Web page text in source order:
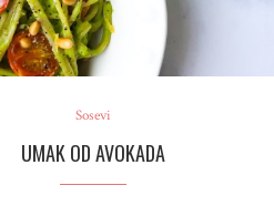
Sosevi
UMAK OD AVOKADA